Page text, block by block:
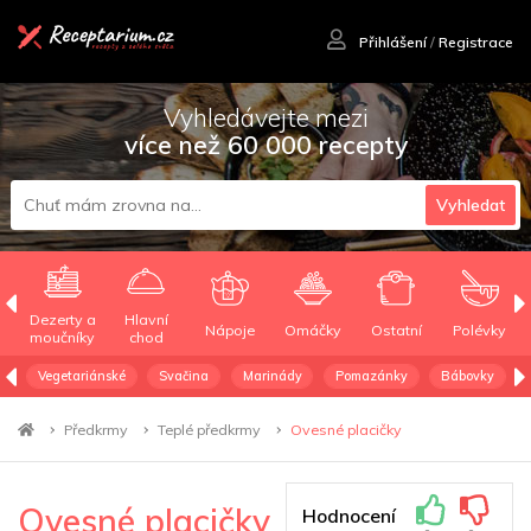
Přihlášení/ Registrace
Vyhledávejte mezi
více než 60 000 recepty
Vyhledat
Dezerty a
moučníky
Hlavní
chod
Nápoje Omáčky Ostatní Polévky
Vegetariánské Svačina Marinády Pomazánky Bábovky
Předkrmy Teplé předkrmy Ovesné placičky
Ovesné placičky Hodnocení